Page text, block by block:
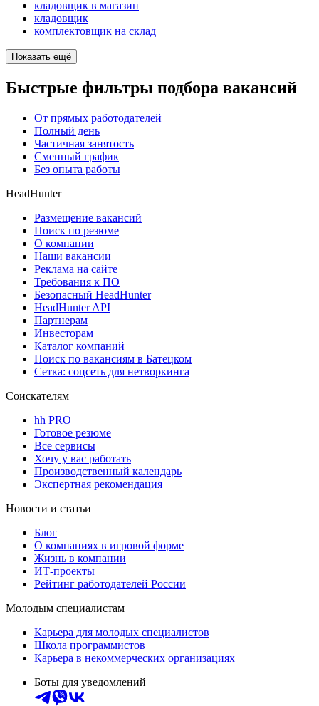
кладовщик в магазин
кладовщик
комплектовщик на склад
Показать ещё
Быстрые фильтры подбора вакансий
От прямых работодателей
Полный день
Частичная занятость
Сменный график
Без опыта работы
HeadHunter
Размещение вакансий
Поиск по резюме
О компании
Наши вакансии
Реклама на сайте
Требования к ПО
Безопасный HeadHunter
HeadHunter API
Партнерам
Инвесторам
Каталог компаний
Поиск по вакансиям в Батецком
Сетка: соцсеть для нетворкинга
Соискателям
hh PRO
Готовое резюме
Все сервисы
Хочу у вас работать
Производственный календарь
Экспертная рекомендация
Новости и статьи
Блог
О компаниях в игровой форме
Жизнь в компании
ИТ-проекты
Рейтинг работодателей России
Молодым специалистам
Карьера для молодых специалистов
Школа программистов
Карьера в некоммерческих организациях
Боты для уведомлений